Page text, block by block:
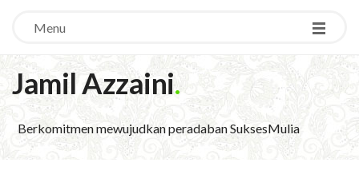
Menu
Jamil Azzaini.
Berkomitmen mewujudkan peradaban SuksesMulia